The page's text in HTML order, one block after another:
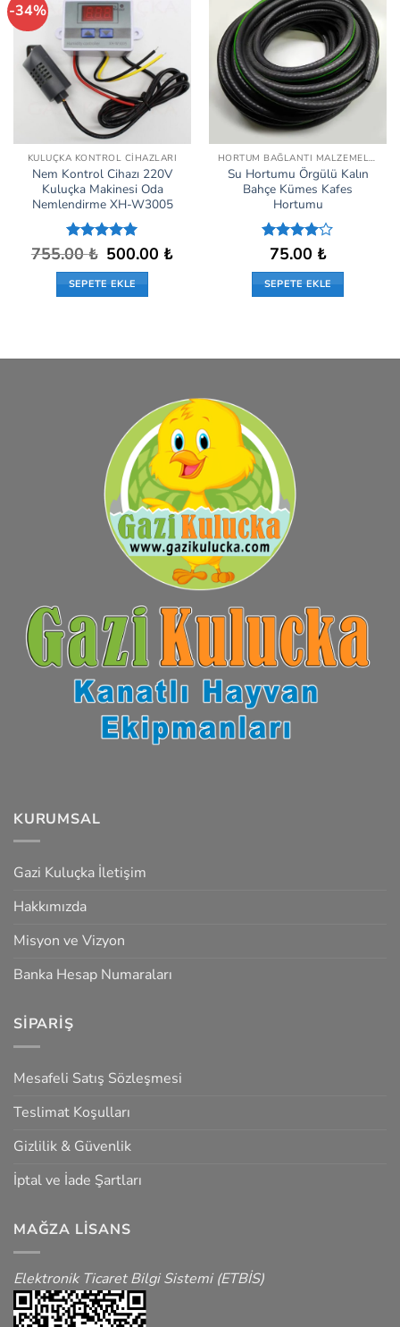
-34%
KULUÇKA KONTROL CIHAZLARI
Nem Kontrol Cihazı 220V
Kuluçka Makinesi Oda
Nemlendirme XH-W3005
5 üzerinden
oy aldı
755.00₺ Orijinal
fiyat:
755.00 ₺.
500.00 ₺Şu
andaki
SEPETE EKLE
İstek
Listeme
Ekle
HORTUM BAĞLANTI MALZEMELERI
Su Hortumu Örgülü Kalın
Bahçe Kümes Kafes
Hortumu
üzerinden
4oy aldı
75.00 ₺
SEPETE EKLE
KURUMSAL
Gazi Kuluçka İletişim
Hakkımızda
Misyon ve Vizyon
Banka Hesap Numaraları
SIPARIŞ
Mesafeli Satış Sözleşmesi
Teslimat Koşulları
Gizlilik & Güvenlik
İptal ve İade Şartları
MAĞZA LISANS
Elektronik Ticaret Bilgi Sistemi (ETBİS)